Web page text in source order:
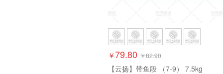
￥79.80 ￥82.90
【云扬】带鱼段 （7-9） 7.5kg